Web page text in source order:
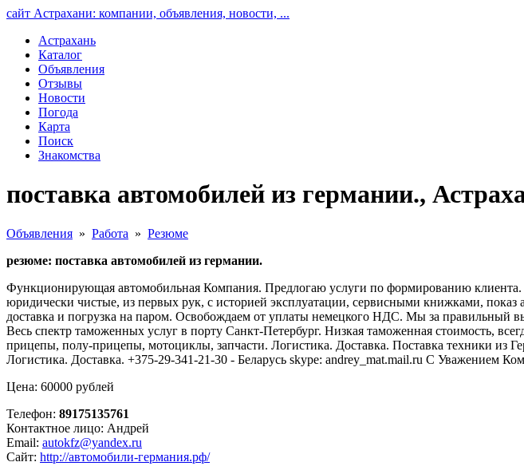
сайт Астрахани: компании, объявления, новости, ...
Астрахань
Каталог
Объявления
Отзывы
Новости
Погода
Карта
Поиск
Знакомства
поставка автомобилей из германии.,
Объявления » Работа » Резюме
резюме: поставка автомобилей из германии.
Функционирующая автомобильная Компания. Предлогаю услуги по формированию
юридически чистые, из первых рук, с историей эксплуатации, сервисными книжками, показ
доставка и погрузка на паром. Освобождаем от уплаты немецкого НДС. Мы за правильный
Весь спектр таможенных услуг в порту Санкт-Петербург. Низкая таможенная стоимость,
прицепы, полу-прицепы, мотоциклы, запчасти. Логистика. Доставка. Поставка техники из
Логистика. Доставка. +375-29-341-21-30 - Беларусь skype: andrey_mat.mail.ru С Уважением
Цена: 60000 рублей
Телефон: 89175135761
Контактное лицо: Андрей
Email: autokfz@yandex.ru
Сайт: http://автомобили-германия.рф/